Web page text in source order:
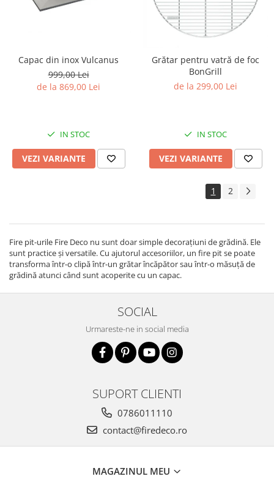
Capac din inox Vulcanus
999,00 Lei
de la 869,00 Lei
IN STOC
VEZI VARIANTE
Grătar pentru vatră de foc
BonGrill
de la 299,00 Lei
IN STOC
VEZI VARIANTE
1 2
Fire pit-urile Fire Deco nu sunt doar simple decorațiuni de grădină. Ele
sunt practice și versatile. Cu ajutorul accesoriilor, un fire pit se poate
transforma într-o clipă într-un grătar încăpător sau într-o măsuță de
grădină atunci când sunt acoperite cu un capac.
SOCIAL
Urmareste-ne in social media
SUPORT CLIENTI
0786011110
contact@firedeco.ro
MAGAZINUL MEU